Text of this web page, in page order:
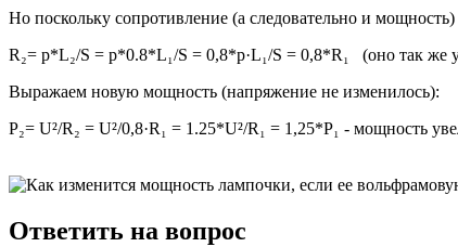
Но поскольку сопротивление (а следовательно и
R₂= p*L₂/S = p*0.8*L₁/S = 0,8*р·L₁/S = 0,8*R₁ (оно так же
Выражаем новую мощность (напряжение не изменилось):
P₂= U²/R₂ = U²/0,8·R₁ = 1.25*U²/R₁ = 1,25*P₁ - мощность
Ответить на вопрос